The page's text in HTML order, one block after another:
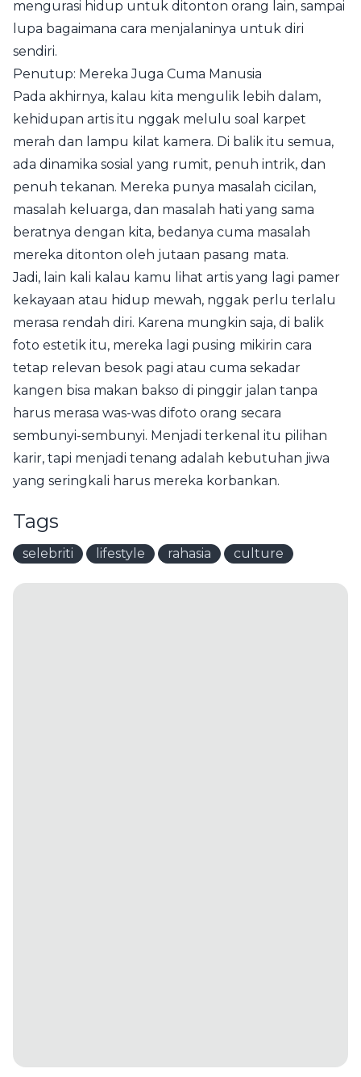
mengurasi hidup untuk ditonton orang lain, sampai
lupa bagaimana cara menjalaninya untuk diri
sendiri.
Penutup: Mereka Juga Cuma Manusia
Pada akhirnya, kalau kita mengulik lebih dalam,
kehidupan artis itu nggak melulu soal karpet
merah dan lampu kilat kamera. Di balik itu semua,
ada dinamika sosial yang rumit, penuh intrik, dan
penuh tekanan. Mereka punya masalah cicilan,
masalah keluarga, dan masalah hati yang sama
beratnya dengan kita, bedanya cuma masalah
mereka ditonton oleh jutaan pasang mata.
Jadi, lain kali kalau kamu lihat artis yang lagi pamer
kekayaan atau hidup mewah, nggak perlu terlalu
merasa rendah diri. Karena mungkin saja, di balik
foto estetik itu, mereka lagi pusing mikirin cara
tetap relevan besok pagi atau cuma sekadar
kangen bisa makan bakso di pinggir jalan tanpa
harus merasa was-was difoto orang secara
sembunyi-sembunyi. Menjadi terkenal itu pilihan
karir, tapi menjadi tenang adalah kebutuhan jiwa
yang seringkali harus mereka korbankan.
Tags
selebriti lifestyle rahasia culture